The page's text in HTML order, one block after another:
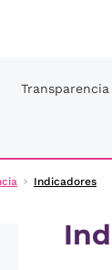
Indicadores